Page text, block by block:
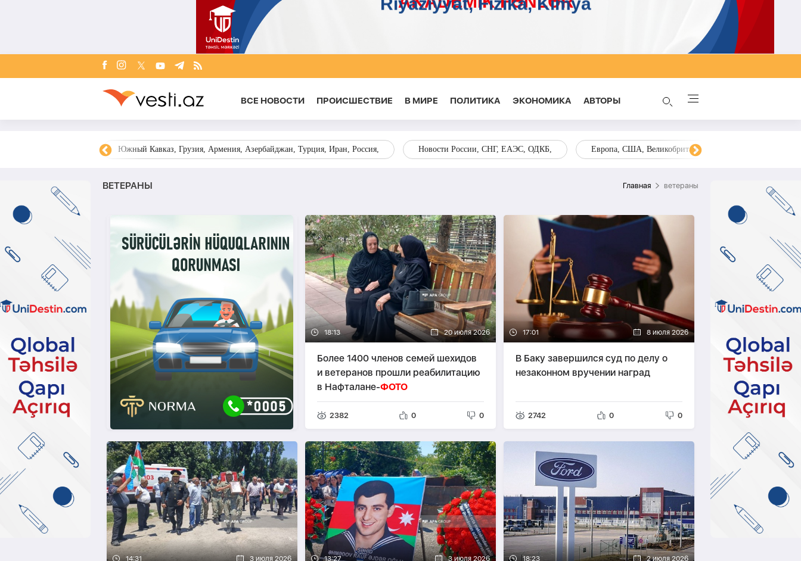
ВСЕ НОВОСТИ ПРОИСШЕСТВИЕ В МИРЕ ПОЛИТИКА ЭКОНОМИКА AВТОРЫ
Южный Кавказ, Грузия, Армения, Азербайджан, Турция, Иран, Россия, Новости России, СНГ, ЕАЭС, ОДКБ, Европа, США, Великобритания, Украина, Запад,
ВЕТЕРАНЫ Главная ветераны
18:13 20 июля 2026
Более 1400 членов семей шехидов
и ветеранов прошли реабилитацию
в Нафталане-ФОТО
2382 0 0
17:01 8 июля 2026
В Баку завершился суд по делу о
незаконном вручении наград
2742 0 0
14:31 3 июля 2026 13:27 3 июля 2026 18:23 2 июля 2026